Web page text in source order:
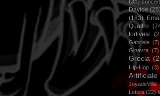
(35)
Davide
(183)
Quattro
forlivesi
Gabriele (7)
Ginevra (7)
Grecia
Hip-Hop (3)
Artificiale
JoyadeVilla
Letizia (22)